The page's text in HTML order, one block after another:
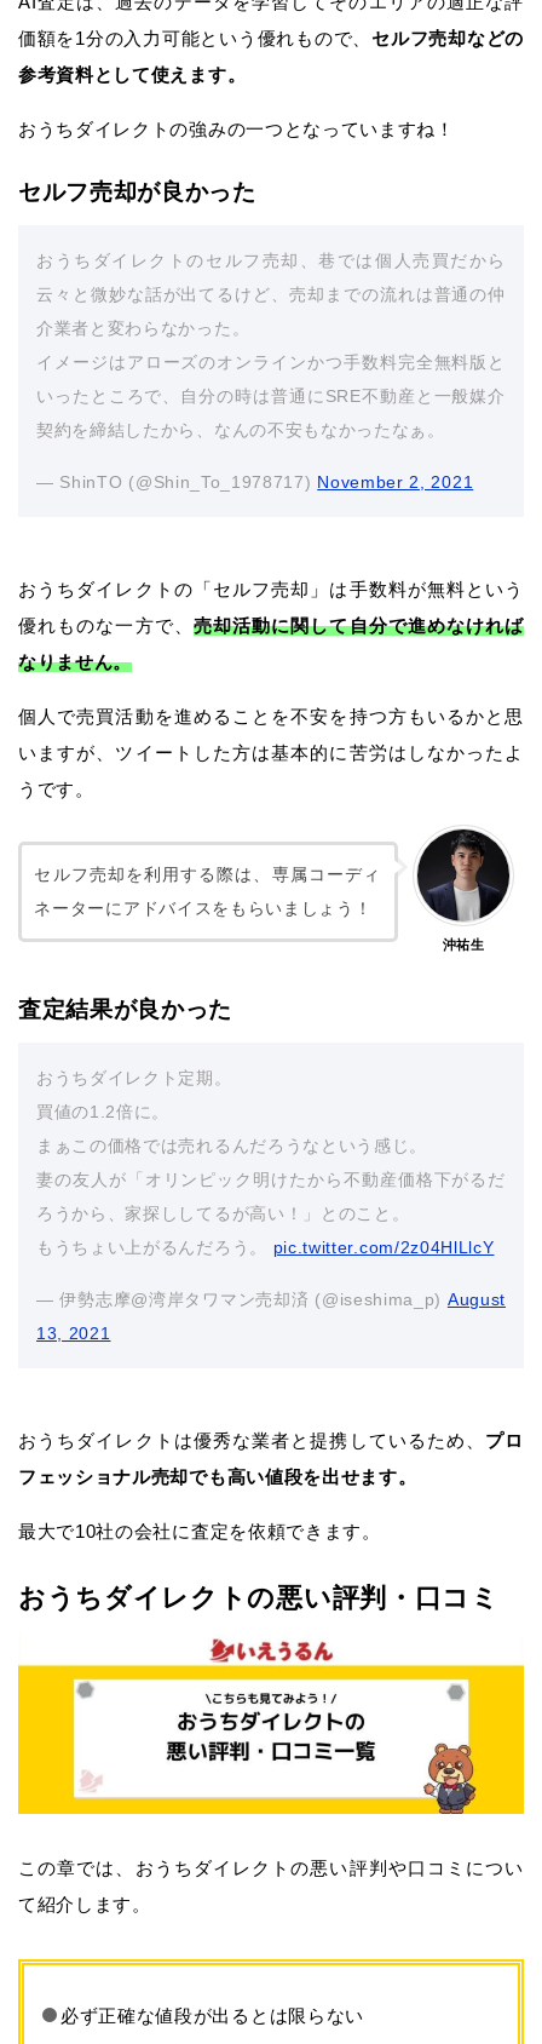
価額を1分の入力可能という優れもので、 セルフ売却などの
参考資料として使えます。
おうちダイレクトの強みの一つとなっていますね！
セルフ売却が良かった
おうちダイレクトのセルフ売却、巷では個人売買だから
云々と微妙な話が出てるけど、売却までの流れは普通の仲
介業者と変わらなかった。
イメージはアローズのオンラインかつ手数料完全無料版と
いったところで、自分の時は普通にSRE不動産と一般媒介
契約を締結したから、なんの不安もなかったなぁ。
— ShinTO (@Shin_To_1978717) November 2, 2021
おうちダイレクトの「セルフ売却」は手数料が無料という
優れものな一方で、 売却活動に関して自分で進めなければ
なりません。
個人で売買活動を進めることを不安を持つ方もいるかと思
いますが、ツイートした方は基本的に苦労はしなかったよ
うです。
沖祐生
セルフ売却を利用する際は、専属コーディ
ネーターにアドバイスをもらいましょう！
査定結果が良かった
おうちダイレクト定期。
買値の1.2倍に。
まぁこの価格では売れるんだろうなという感じ。
妻の友人が「オリンピック明けたから不動産価格下がるだ
ろうから、家探ししてるが高い！」とのこと。
もうちょい上がるんだろう。 pic.twitter.com/2z04HlLlcY
— 伊勢志摩@湾岸タワマン売却済 (@iseshima_p) August
13, 2021
おうちダイレクトは優秀な業者と提携しているため、 プロ
フェッショナル売却でも高い値段を出せます。
最大で10社の会社に査定を依頼できます。
おうちダイレクトの悪い評判・口コミ
この章では、おうちダイレクトの悪い評判や口コミについ
て紹介します。
必ず正確な値段が出るとは限らない